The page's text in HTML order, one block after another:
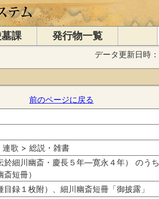
墓課 発行物一覧
データ更新日時：
前のページに戻る
歌 > 総説・雑書
細川幽斎・慶長５年―寛永４年） のうち
短冊）
録１枚附）、細川幽斎短冊「御披露」